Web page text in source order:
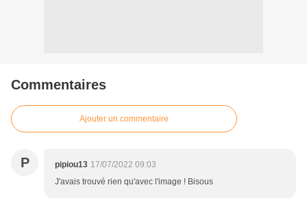
Commentaires
Ajouter un commentaire
P pipiou13 17/07/2022 09:03
J'avais trouvé rien qu'avec l'image ! Bisous